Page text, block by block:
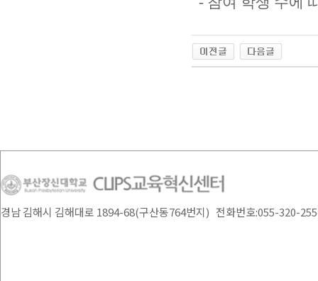
경남 김해시 김해대로 1894-68(구산동764번지) 전화번호:055-320-